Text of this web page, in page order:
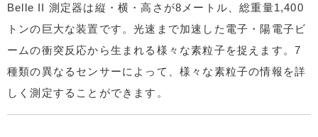
Belle II 測定器は縦・横・高さが8メートル、総重量1,400
トンの巨大な装置です。光速まで加速した電子・陽電子ビ
ームの衝突反応から生まれる様々な素粒子を捉えます。7
種類の異なるセンサーによって、様々な素粒子の情報を詳
しく測定することができます。